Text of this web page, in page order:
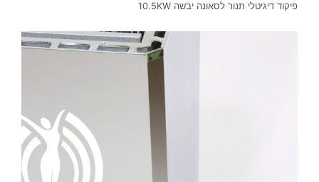
פיקוד דיגיטלי תנור לסאונה יבשה 10.5KW